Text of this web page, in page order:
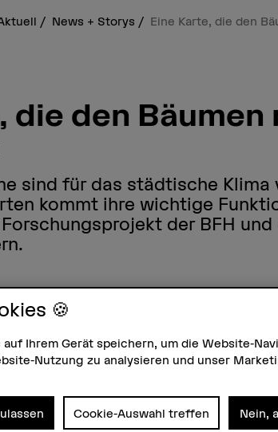
News + Storys Eine Karte, die den
die den Bäumen
sind für das städtische Klima
kommt ihre wichtige
der BFH
gutes Klima im städtischen Raum.
Bedeutung und Funktion von Bäumen nur
zum Ziel, deren Lebensräume optisch
🍪
Ihrem Gerät speichern, um die Website-
Nutzung zu analysieren und unser
Cookie-Auswahl treffen Nein,